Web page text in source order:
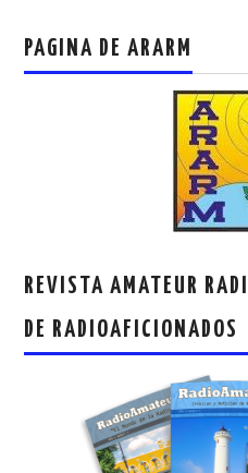
PAGINA DE ARARM
REVISTA AMATEUR
DE RADIOAFICIONADOS